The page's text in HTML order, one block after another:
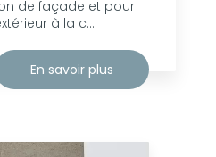
de façade et pour
à la c...
En savoir plus